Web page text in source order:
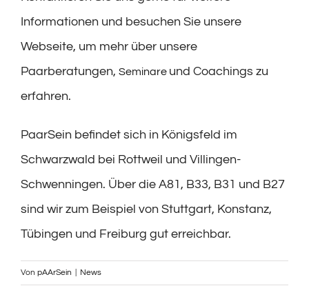
Informationen und besuchen Sie unsere
Webseite, um mehr über unsere
Paarberatungen, Seminare und Coachings zu
erfahren.
PaarSein befindet sich in Königsfeld im
Schwarzwald bei Rottweil und Villingen-
Schwenningen. Über die A81, B33, B31 und B27
sind wir zum Beispiel von Stuttgart, Konstanz,
Tübingen und Freiburg gut erreichbar.
Von pAArSein News